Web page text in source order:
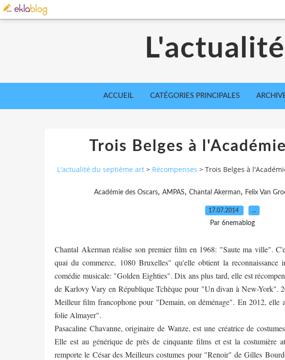
ACCUEIL CATÉGORIES PRINCIPALES
Trois Belges à
L'actualité du septième art > Récompenses > Trois Belges à
Académie des Oscars, AMPAS, Chantal Akerman, Felix Van
17.07.2014 …
Par 6nemablog
Chantal Akerman réalise son premier film en 1968: "Saute ma ville".
quai du commerce, 1080 Bruxelles" qu'elle obtient la reconnaissance
comédie musicale: "Golden Eighties". Dix ans plus tard, elle est
de Karlovy Vary en République Tchèque pour "Un divan à New-York".
Meilleur film francophone pour "Demain, on déménage". En 2012, elle
folie Almayer".
Pasacaline Chavanne, originaire de Wanze, est une créatrice de
Elle est au générique de près de cinquante films et est la costumière
remporte le César des Meilleurs costumes pour "Renoir" de Gilles